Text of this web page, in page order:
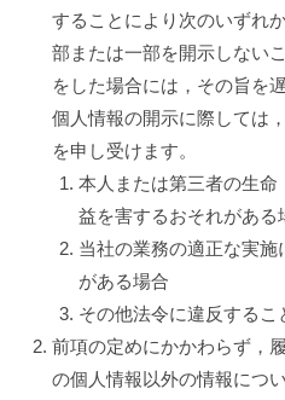
することにより次のいずれ
部または一部を開示しない
をした場合には，その旨を
個人情報の開示に際しては
を申し受けます。
本人または第三者の生命
益を害するおそれがある
当社の業務の適正な実
がある場合
その他法令に違反するこ
前項の定めにかかわらず，
の個人情報以外の情報につ